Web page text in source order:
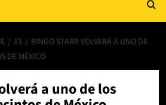
13
RINGO STARR VOLVERÁ A UNO DE
DE MÉXICO
a uno de los